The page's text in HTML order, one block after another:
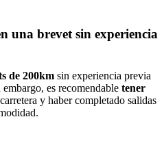
una brevet sin experiencia
de 200km sin experiencia previa
es recomendable tener
y haber completado salidas